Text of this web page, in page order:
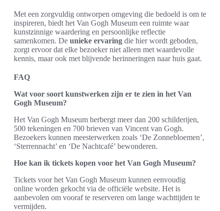
Met een zorgvuldig ontworpen omgeving die bedoeld is om te
inspireren, biedt het Van Gogh Museum een ruimte waar
kunstzinnige waardering en persoonlijke reflectie
samenkomen. De unieke ervaring die hier wordt geboden,
zorgt ervoor dat elke bezoeker niet alleen met waardevolle
kennis, maar ook met blijvende herinneringen naar huis gaat.
FAQ
Wat voor soort kunstwerken zijn er te zien in het Van
Gogh Museum?
Het Van Gogh Museum herbergt meer dan 200 schilderijen,
500 tekeningen en 700 brieven van Vincent van Gogh.
Bezoekers kunnen meesterwerken zoals ‘De Zonnebloemen’,
‘Sterrennacht’ en ‘De Nachtcafé’ bewonderen.
Hoe kan ik tickets kopen voor het Van Gogh Museum?
Tickets voor het Van Gogh Museum kunnen eenvoudig
online worden gekocht via de officiële website. Het is
aanbevolen om vooraf te reserveren om lange wachttijden te
vermijden.